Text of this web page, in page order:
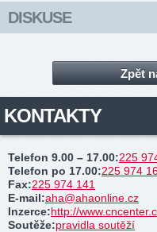
DISKUSE
Zpět
KONTAKTY
Telefon 9.00 – 17.00:225
Telefon po 17.00:225 974
Fax:225 974 141
E-mail:aha@ahaonline.cz
Inzerce:http://
Soutěže:pravidla soutěží